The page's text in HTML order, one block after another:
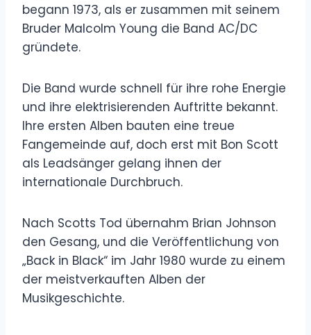
begann 1973, als er zusammen mit seinem
Bruder Malcolm Young die Band AC/DC
gründete.
Die Band wurde schnell für ihre rohe Energie
und ihre elektrisierenden Auftritte bekannt.
Ihre ersten Alben bauten eine treue
Fangemeinde auf, doch erst mit Bon Scott
als Leadsänger gelang ihnen der
internationale Durchbruch.
Nach Scotts Tod übernahm Brian Johnson
den Gesang, und die Veröffentlichung von
„Back in Black“ im Jahr 1980 wurde zu einem
der meistverkauften Alben der
Musikgeschichte.